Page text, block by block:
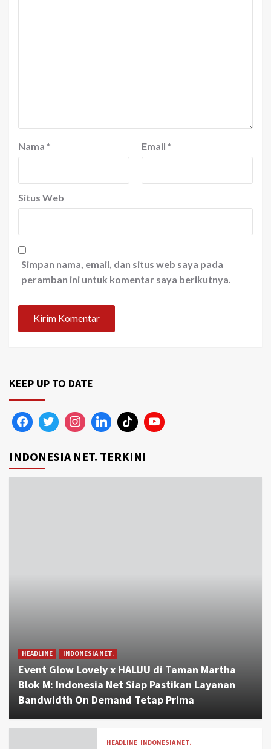
Nama * Email *
Situs Web
Simpan nama, email, dan situs web saya pada
peramban ini untuk komentar saya berikutnya.
KEEP UP TO DATE
INDONESIA NET. TERKINI
HEADLINE INDONESIA NET.
Event Glow Lovely x HALUU di Taman Martha
Blok M: Indonesia Net Siap Pastikan Layanan
Bandwidth On Demand Tetap Prima
HEADLINE INDONESIA NET.